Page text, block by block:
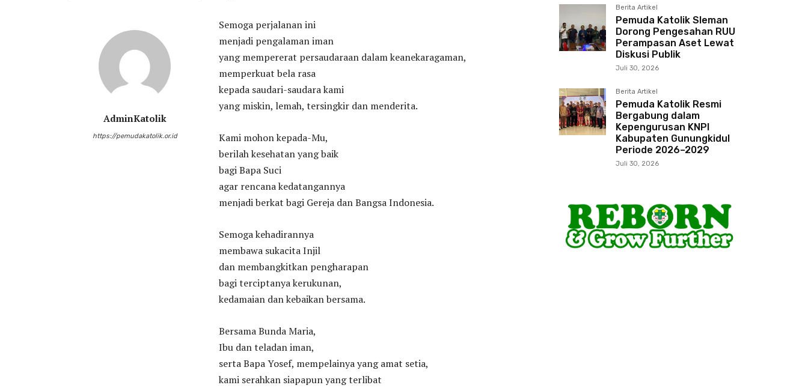
AdminKatolik
https://pemudakatolik.or.id
Semoga perjalanan ini
menjadi pengalaman iman
yang mempererat persaudaraan dalam keanekaragaman,
memperkuat bela rasa
kepada saudari-saudara kami
yang miskin, lemah, tersingkir dan menderita.
Kami mohon kepada-Mu,
berilah kesehatan yang baik
bagi Bapa Suci
agar rencana kedatangannya
menjadi berkat bagi Gereja dan Bangsa Indonesia.
Semoga kehadirannya
membawa sukacita Injil
dan membangkitkan pengharapan
bagi terciptanya kerukunan,
kedamaian dan kebaikan bersama.
Bersama Bunda Maria,
Ibu dan teladan iman,
serta Bapa Yosef, mempelainya yang amat setia,
kami serahkan siapapun yang terlibat
Berita Artikel
Pemuda Katolik Sleman
Dorong Pengesahan RUU
Perampasan Aset Lewat
Diskusi Publik
Juli 30, 2026
Berita Artikel
Pemuda Katolik Resmi
Bergabung dalam
Kepengurusan KNPI
Kabupaten Gunungkidul
Periode 2026–2029
Juli 30, 2026